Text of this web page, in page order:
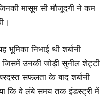
मासूम सी मौजूदगी ने कम
भूमिका निभाई थी शर्बानी
उनकी जोड़ी सुनील शेट्टी
सफलता के बाद शर्बानी
कि वे लंबे समय तक इंडस्ट्री में